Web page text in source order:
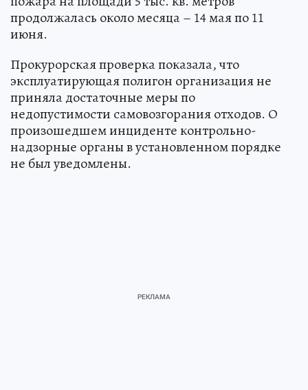
продолжалась около месяца – 14 мая по 11
июня.
Прокурорская проверка показала, что
эксплуатирующая полигон организация не
приняла достаточные меры по
недопустимости самовозгорания отходов. О
произошедшем инциденте контрольно-
надзорные органы в установленном порядке
не был уведомлены.